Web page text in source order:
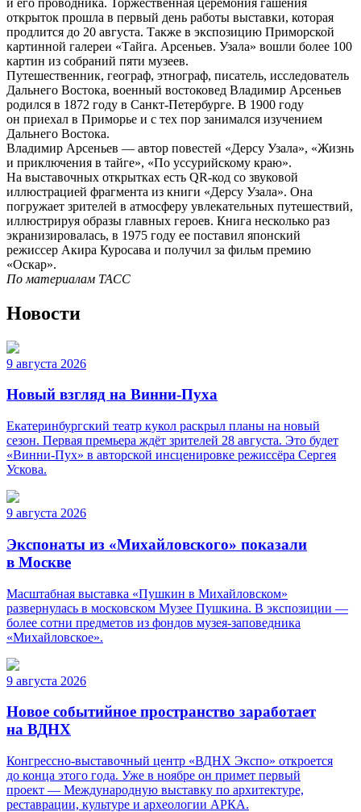
открыток прошла в первый день работы выставки, которая
продлится до 20 августа. Также в экспозицию Приморской
картинной галереи «Тайга. Арсеньев. Узала» вошли более 100
картин из собраний пяти музеев.
Путешественник, географ, этнограф, писатель, исследователь
Дальнего Востока, военный востоковед Владимир Арсеньев
родился в 1872 году в Санкт-Петербурге. В 1900 году
он приехал в Приморье и с тех пор занимался изучением
Дальнего Востока.
Владимир Арсеньев — автор повестей «Дерсу Узала», «Жизнь
и приключения в тайге», «По уссурийскому краю».
На выставочных открытках есть QR-код со звуковой
иллюстрацией фрагмента из книги «Дерсу Узала». Она
погружает зрителей в атмосферу увлекательных путешествий,
иллюстрируя образы главных героев. Книга несколько раз
экранизировалась, в 1975 году ее поставил японский
режиссер Акира Куросава и получил за фильм премию
«Оскар».
По материалам ТАСС
Новости
9 августа 2026
Новый взгляд на Винни-Пуха
Екатеринбургский театр кукол раскрыл планы на новый
сезон. Первая премьера ждёт зрителей 28 августа. Это будет
«Винни-Пух» в авторской инсценировке режиссёра Сергея
Ускова.
9 августа 2026
Экспонаты из «Михайловского» показали
в Москве
Масштабная выставка «Пушкин в Михайловском»
развернулась в московском Музее Пушкина. В экспозиции —
более сотни предметов из фондов музея-заповедника
«Михайловское».
9 августа 2026
Новое событийное пространство заработает
на ВДНХ
Конгрессно-выставочный центр «ВДНХ Экспо» откроется
до конца этого года. Уже в ноябре он примет первый
проект — Международную выставку по архитектуре,
реставрации, культуре и археологии АРКА.